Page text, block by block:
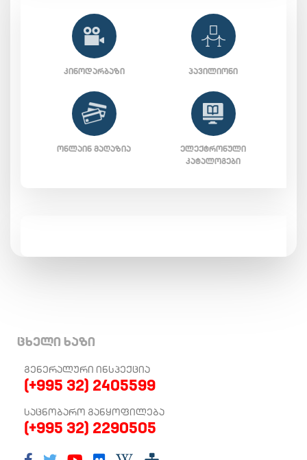
ᲙᲘᲜᲝᲓᲐᲠᲑᲐᲖᲘ ᲞᲐᲕᲘᲚᲘᲝᲜᲘ
ᲝᲜᲚᲐᲘᲜ ᲛᲐᲦᲐᲖᲘᲐ
ᲔᲚᲔᲥᲢᲠᲝᲜᲣᲚᲘ
ᲙᲐᲢᲐᲚᲝᲒᲔᲑᲘ
ცხელი ხაზი
ᲒᲔᲜᲔᲠᲐᲚᲣᲠᲘ ᲘᲜᲡᲞᲔᲥᲪᲘᲐ
(+995 32) 2405599
ᲡᲐᲪᲜᲝᲑᲐᲠᲝ ᲒᲐᲜᲧᲝᲤᲘᲚᲔᲑᲐ
(+995 32) 2290505